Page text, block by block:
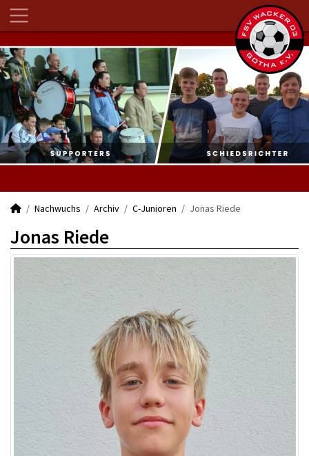
Nachwuchs Archiv C-Junioren Jonas Riede
Jonas Riede